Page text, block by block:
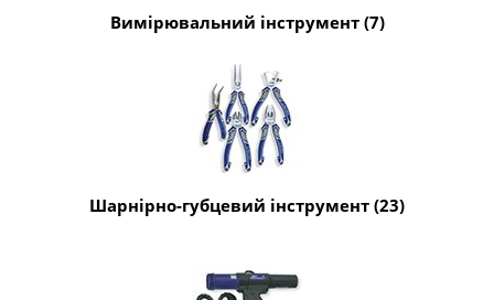
Вимірювальний інструмент (7)
Шарнірно-губцевий інструмент (23)